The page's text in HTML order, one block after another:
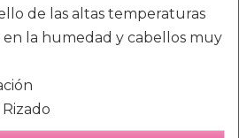
de las altas temperaturas
la humedad y cabellos muy